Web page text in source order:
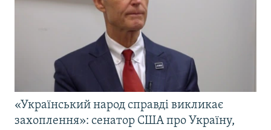
«Український народ справді викликає
захоплення»: сенатор США про Україну,